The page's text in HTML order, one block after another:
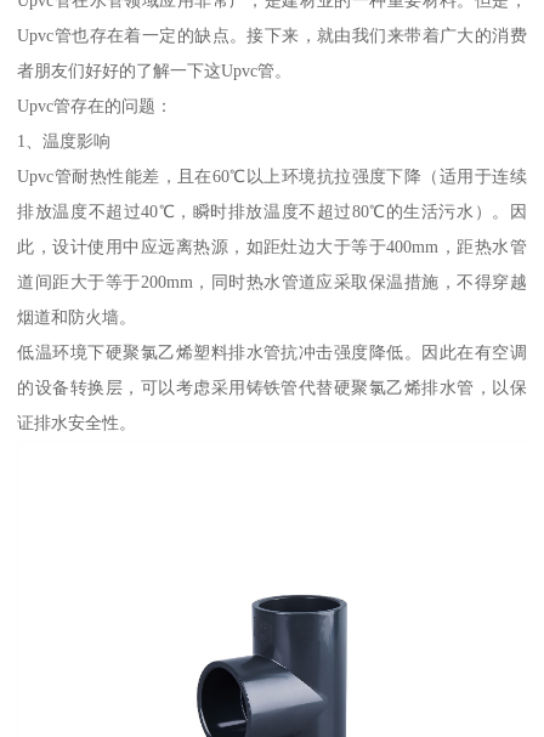
Upvc管也存在着一定的缺点。接下来，就由我们来带着广大的消费
者朋友们好好的了解一下这Upvc管。
Upvc管存在的问题：
1、温度影响
Upvc管耐热性能差，且在60℃以上环境抗拉强度下降（适用于连续
排放温度不超过40℃，瞬时排放温度不超过80℃的生活污水）。因
此，设计使用中应远离热源，如距灶边大于等于400mm，距热水管
道间距大于等于200mm，同时热水管道应采取保温措施，不得穿越
烟道和防火墙。
低温环境下硬聚氯乙烯塑料排水管抗冲击强度降低。因此在有空调
的设备转换层，可以考虑采用铸铁管代替硬聚氯乙烯排水管，以保
证排水安全性。